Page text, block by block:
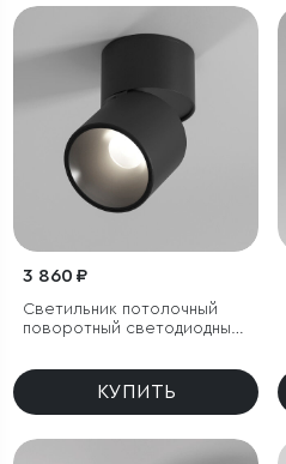
3 860 ₽
Светильник потолочный
поворотный светодиодный
КУПИТЬ